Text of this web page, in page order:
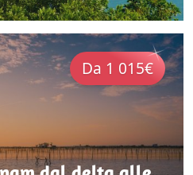
Da 1 015€